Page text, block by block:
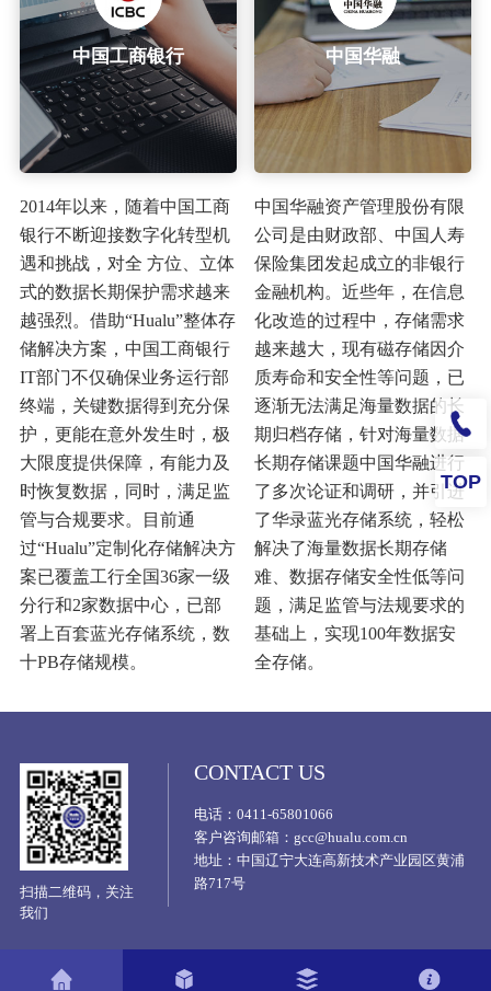
中国工商银行
2014年以来，随着中国工商
银行不断迎接数字化转型机
遇和挑战，对全 方位、立体
式的数据长期保护需求越来
越强烈。借助“Hualu”整体存
储解决方案，中国工商银行
IT部门不仅确保业务运行部
终端，关键数据得到充分保
护，更能在意外发生时，极
大限度提供保障，有能力及
时恢复数据，同时，满足监
管与合规要求。目前通
过“Hualu”定制化存储解决方
案已覆盖工行全国36家一级
分行和2家数据中心，已部
署上百套蓝光存储系统，数
十PB存储规模。
中国华融
中国华融资产管理股份有限
公司是由财政部、中国人寿
保险集团发起成立的非银行
金融机构。近些年，在信息
化改造的过程中，存储需求
越来越大，现有磁存储因介
质寿命和安全性等问题，已
逐渐无法满足海量数据的长
期归档存储，针对海量数据
长期存储课题中国华融进行
了多次论证和调研，并引进
了华录蓝光存储系统，轻松
解决了海量数据长期存储
难、数据存储安全性低等问
题，满足监管与法规要求的
基础上，实现100年数据安
全存储。
扫描二维码，关注
我们
CONTACT US
电话：0411-65801066
客户咨询邮箱：gcc@hualu.com.cn
地址：中国辽宁大连高新技术产业园区黄浦
路717号
TOP